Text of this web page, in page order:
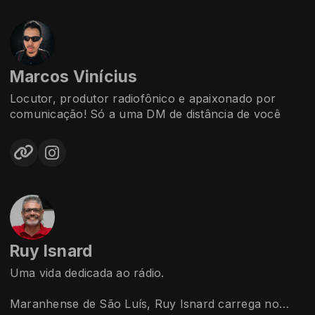
queridas da Rádio 54, conduzindo com leveza e estilo
o Pop Rock'n Play — de segunda a sábado, no
melhor horário da tarde.
Uma parceria de qualidade entre a Rádio 54 e a
Midiaplay Produtora, o programa traz o melhor do
Pop e do Pop Rock em dois blocos de pura música,
do jeito que o ouvinte merece.
Marcos Vinícius
Locutor, produtor radiofônico e apaixonado por
comunicação! ️Só a uma DM de distância de você
Ruy Isnard
Uma vida dedicada ao rádio.
Maranhense de São Luís, Ruy Isnard carrega no